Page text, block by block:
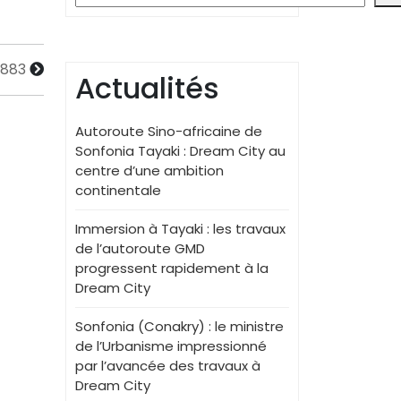
Actualités
Autoroute Sino-africaine de
Sonfonia Tayaki : Dream City au
centre d’une ambition
continentale
Immersion à Tayaki : les travaux
de l’autoroute GMD
progressent rapidement à la
Dream City
Sonfonia (Conakry) : le ministre
de l’Urbanisme impressionné
par l’avancée des travaux à
Dream City